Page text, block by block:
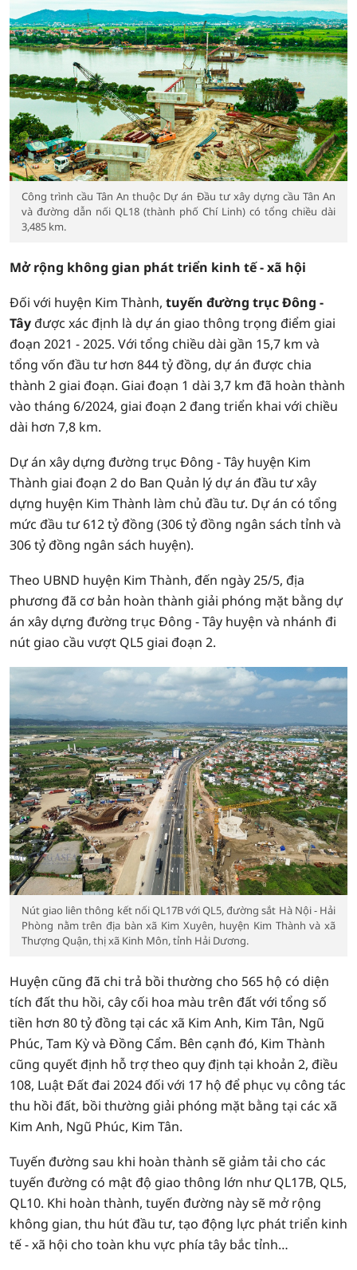
Công trình cầu Tân An thuộc Dự án Đầu tư xây dựng cầu Tân An
và đường dẫn nối QL18 (thành phố Chí Linh) có tổng chiều dài
3,485 km.
Mở rộng không gian phát triển kinh tế - xã hội
Đối với huyện Kim Thành, tuyến đường trục Đông -
Tâyđược xác định là dự án giao thông trọng điểm giai
đoạn 2021 - 2025. Với tổng chiều dài gần 15,7 km và
tổng vốn đầu tư hơn 844 tỷ đồng, dự án được chia
thành 2 giai đoạn. Giai đoạn 1 dài 3,7 km đã hoàn thành
vào tháng 6/2024, giai đoạn 2 đang triển khai với chiều
dài hơn 7,8 km.
Dự án xây dựng đường trục Đông - Tây huyện Kim
Thành giai đoạn 2 do Ban Quản lý dự án đầu tư xây
dựng huyện Kim Thành làm chủ đầu tư. Dự án có tổng
mức đầu tư 612 tỷ đồng (306 tỷ đồng ngân sách tỉnh và
306 tỷ đồng ngân sách huyện).
Theo UBND huyện Kim Thành, đến ngày 25/5, địa
phương đã cơ bản hoàn thành giải phóng mặt bằng dự
án xây dựng đường trục Đông - Tây huyện và nhánh đi
nút giao cầu vượt QL5 giai đoạn 2.
Nút giao liên thông kết nối QL17B với QL5, đường sắt Hà Nội - Hải
Phòng nằm trên địa bàn xã Kim Xuyên, huyện Kim Thành và xã
Thượng Quận, thị xã Kinh Môn, tỉnh Hải Dương.
Huyện cũng đã chi trả bồi thường cho 565 hộ có diện
tích đất thu hồi, cây cối hoa màu trên đất với tổng số
tiền hơn 80 tỷ đồng tại các xã Kim Anh, Kim Tân, Ngũ
Phúc, Tam Kỳ và Đồng Cẩm. Bên cạnh đó, Kim Thành
cũng quyết định hỗ trợ theo quy định tại khoản 2, điều
108, Luật Đất đai 2024 đối với 17 hộ để phục vụ công tác
thu hồi đất, bồi thường giải phóng mặt bằng tại các xã
Kim Anh, Ngũ Phúc, Kim Tân.
Tuyến đường sau khi hoàn thành sẽ giảm tải cho các
tuyến đường có mật độ giao thông lớn như QL17B, QL5,
QL10. Khi hoàn thành, tuyến đường này sẽ mở rộng
không gian, thu hút đầu tư, tạo động lực phát triển kinh
tế - xã hội cho toàn khu vực phía tây bắc tỉnh…